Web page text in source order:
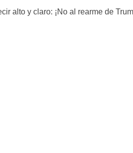
alto y claro: ¡No al rearme de